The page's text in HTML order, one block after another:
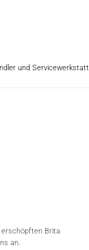
und Servicewerkstatt
erschöpften Brita
an.